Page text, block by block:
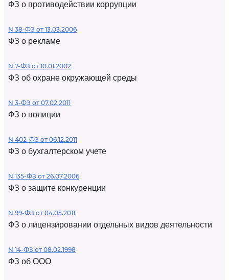
ФЗ о противодействии коррупции
N 38-ФЗ от 13.03.2006
ФЗ о рекламе
N 7-ФЗ от 10.01.2002
ФЗ об охране окружающей среды
N 3-ФЗ от 07.02.2011
ФЗ о полиции
N 402-ФЗ от 06.12.2011
ФЗ о бухгалтерском учете
N 135-ФЗ от 26.07.2006
ФЗ о защите конкуренции
N 99-ФЗ от 04.05.2011
ФЗ о лицензировании отдельных видов деятельности
N 14-ФЗ от 08.02.1998
ФЗ об ООО